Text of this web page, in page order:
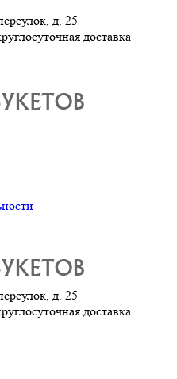
д. 25
доставка
д. 25
доставка